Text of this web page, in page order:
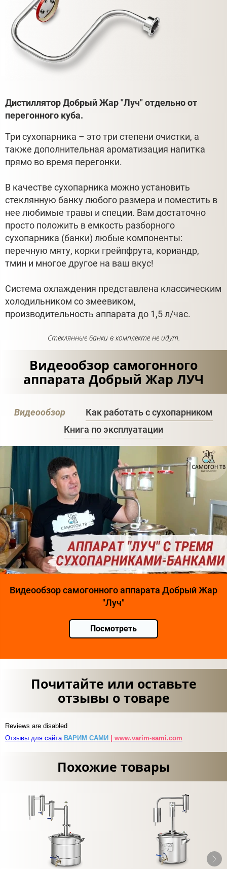
ДистилляторДобрый Жар "Луч"отдельно от
перегонного куба.
Три сухопарника – это три степени очистки, а
также дополнительная ароматизация напитка
прямо во время перегонки.
В качестве сухопарника можно установить
стеклянную банку любого размера и поместить в
нее любимые травы и специи. Вам достаточно
просто положить в емкость разборного
сухопарника (банки) любые компоненты:
перечную мяту, корки грейпфрута, кориандр,
тмин и многое другое на ваш вкус!
Система охлаждения представлена классическим
холодильником со змеевиком,
производительность аппарата до 1,5 л/час.
Стеклянные банки в комплекте не идут.
Видеообзор самогонного
аппарата Добрый Жар ЛУЧ
Видеообзор
Как работать с сухопарником
Книга по эксплуатации
Видеообзор самогонного аппарата Добрый Жар
"Луч"
Посмотреть
Почитайте или оставьте
отзывы о товаре
Reviews are disabled
Отзывы для сайта ВАРИМ САМИ | www.varim-sami.com
Похожие товары